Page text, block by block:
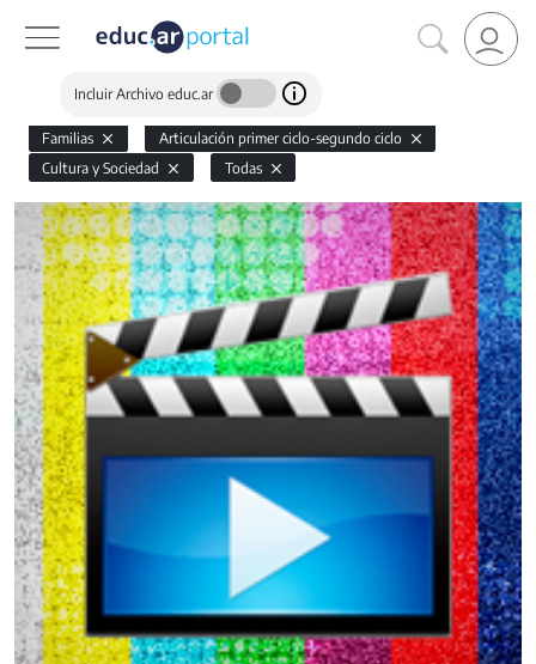
Incluir Archivo educ.ar
Familias
Articulación primer ciclo-segundo ciclo
Cultura y Sociedad
Todas